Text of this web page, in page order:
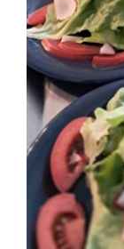
Contact
Soutien